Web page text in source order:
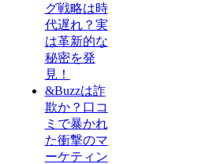
グ戦略は時
代遅れ？実
は革新的な
秘密を発
見！
&Buzzは詐
欺か？口コ
ミで暴かれ
た衝撃のマ
ーケティン